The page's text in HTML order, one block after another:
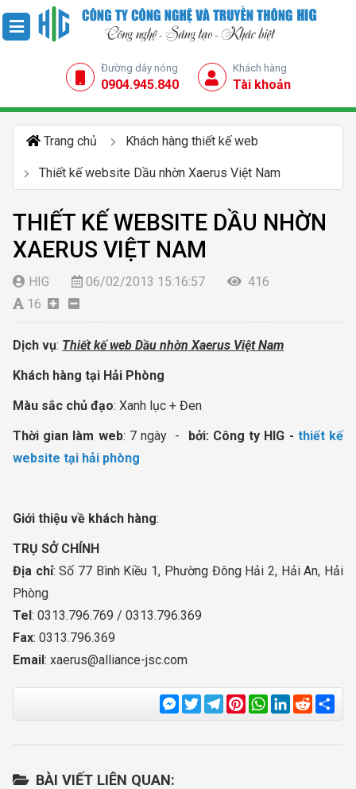
Đường dây nóng
0904.945.840
Khách hàng
Tài khoản
Trang chủ Khách hàng thiết kế web
Thiết kế website Dầu nhờn Xaerus Việt Nam
THIẾT KẾ WEBSITE DẦU NHỜN
XAERUS VIỆT NAM
HIG 06/02/2013 15:16:57
416
16
Dịch vụ: Thiết kếweb Dầu nhờn Xaerus Việt Nam
Khách hàng tại Hải Phòng
Màu sắc chủ đạo: Xanh lục + Đen
Thời gian làm web: 7 ngày - bởi: Công ty HIG - thiết kế
website tại hải phòng
Giới thiệu về khách hàng:
TRỤ SỞ CHÍNH
Địa chỉ: Số 77 Bình Kiều 1, Phường Đông Hải 2, Hải An, Hải
Phòng
Tel: 0313.796.769 / 0313.796.369
Fax: 0313.796.369
Email: xaerus@alliance-jsc.com
Messenger
TwitterTelegram
Pinterest
WhatsApp
LinkedIn
Reddit
BÀI VIẾT LIÊN QUAN: